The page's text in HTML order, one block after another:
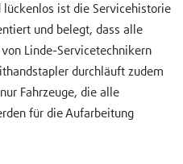
lückenlos ist die Servicehistorie
und belegt, dass alle
Linde-Servicetechnikern
durchläuft zudem
Fahrzeuge, die alle
für die Aufarbeitung